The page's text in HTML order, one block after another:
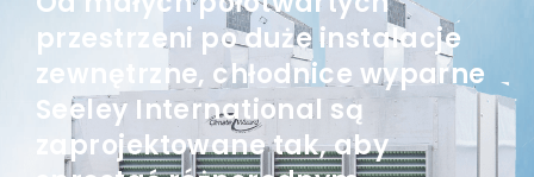
przestrzeni po duże instalacje
zewnętrzne, chłodnice wyparne
Seeley International są
zaprojektowane tak, aby